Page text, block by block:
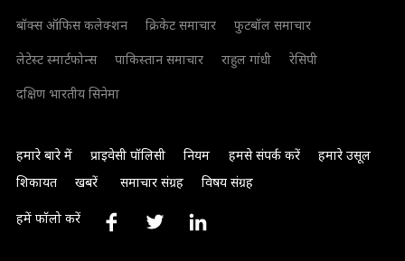
बॉक्स ऑफिस कलेक्शन
क्रिकेट समाचार
फुटबॉल समाचार
लेटेस्ट स्मार्टफोन्स
पाकिस्तान समाचार राहुल गांधी
रेसिपी
दक्षिण भारतीय सिनेमा
हमारे बारे में प्राइवेसी पॉलिसी नियम हमसे संपर्क करें
हमारे उसूल
शिकायत
खबरें समाचार संग्रह विषय संग्रह
हमें फॉलो करें